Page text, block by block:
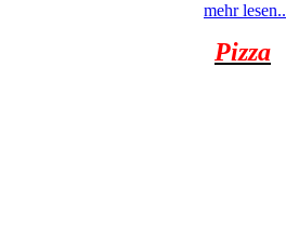
mehr lesen..
Pizza